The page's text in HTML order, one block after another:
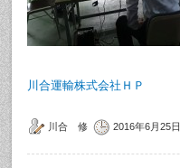
川合運輸株式会社ＨＰ
川合 修 2016年6月25日